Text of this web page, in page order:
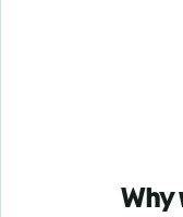
Why